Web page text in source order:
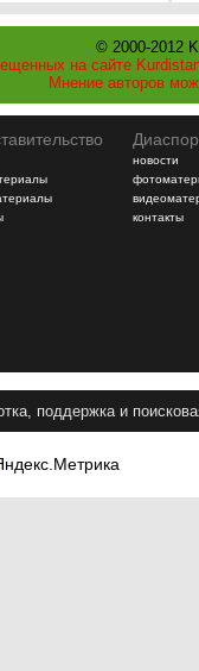
© 2000-2012
на сайте
Мнение авторов
новости
контакты
поддержка и